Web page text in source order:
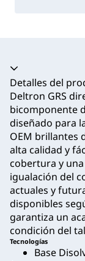
Acordeón
Detalles del
Deltron GRS
bicomponente
diseñado para
OEM brillantes
alta calidad y
cobertura y
igualación del
actuales y
disponibles
garantiza un
condición del
Tecnologías
Base